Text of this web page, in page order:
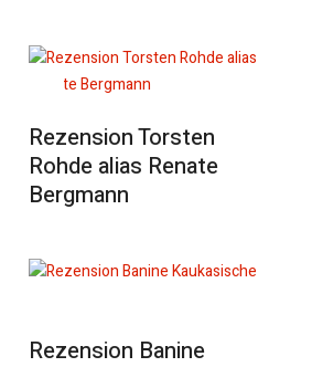
Rezension Torsten
Rohde alias Renate
Bergmann
Rezension Banine